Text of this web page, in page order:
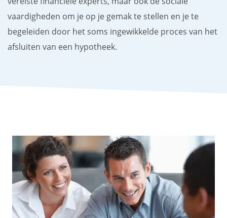
vaardigheden om je op je gemak te stellen en je te
begeleiden door het soms ingewikkelde proces van het
afsluiten van een hypotheek.